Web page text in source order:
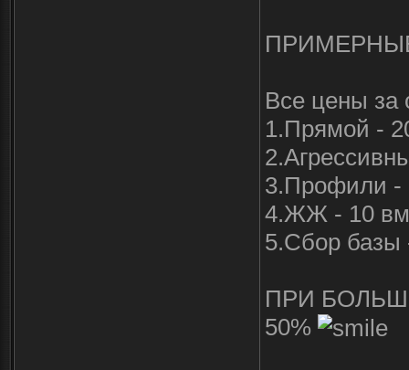
Все цены за
1.Прямой -
3.Профили -
4.ЖЖ - 10
5.Сбор базы
ПРИ
50%